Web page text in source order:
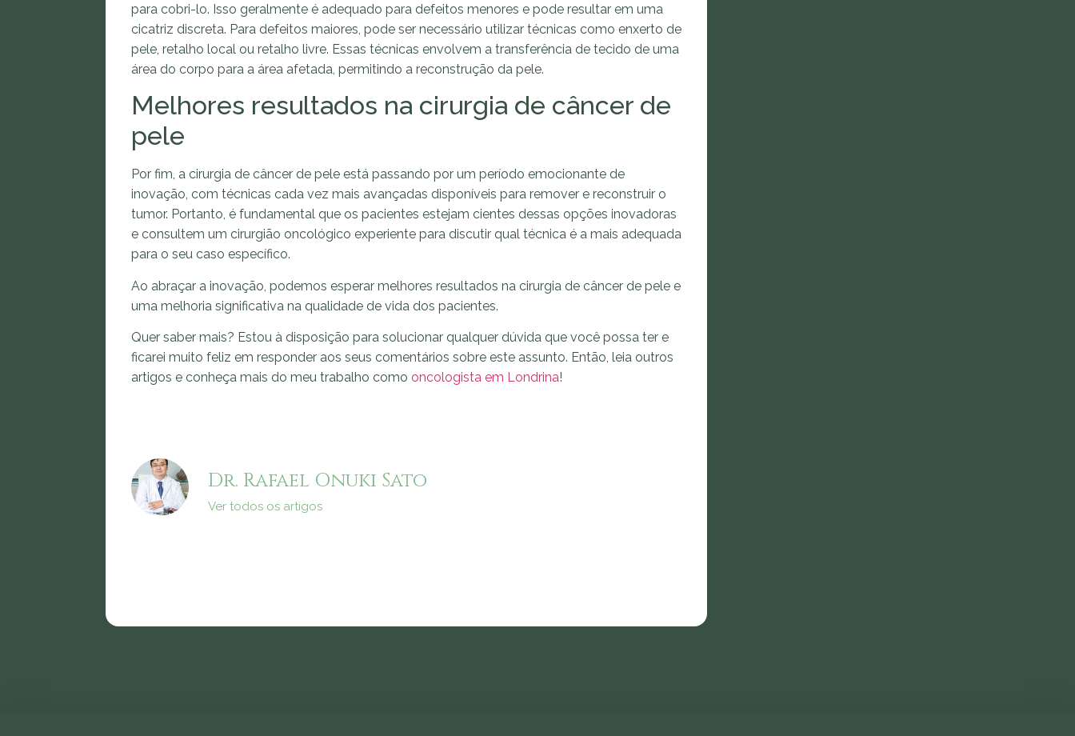
para cobri-lo. Isso geralmente é adequado para defeitos menores e pode resultar em uma
cicatriz discreta. Para defeitos maiores, pode ser necessário utilizar técnicas como enxerto de
pele, retalho local ou retalho livre. Essas técnicas envolvem a transferência de tecido de uma
área do corpo para a área afetada, permitindo a reconstrução da pele.
Melhores resultados na cirurgia de câncer de
pele
Por fim, a cirurgia de câncer de pele está passando por um período emocionante de
inovação, com técnicas cada vez mais avançadas disponíveis para remover e reconstruir o
tumor. Portanto, é fundamental que os pacientes estejam cientes dessas opções inovadoras
e consultem um cirurgião oncológico experiente para discutir qual técnica é a mais adequada
para o seu caso específico.
Ao abraçar a inovação, podemos esperar melhores resultados na cirurgia de câncer de pele e
uma melhoria significativa na qualidade de vida dos pacientes.
Quer saber mais? Estou à disposição para solucionar qualquer dúvida que você possa ter e
ficarei muito feliz em responder aos seus comentários sobre este assunto. Então, leia outros
artigos e conheça mais do meu trabalho como oncologista em Londrina!
Dr. Rafael Onuki Sato
Ver todos os artigos